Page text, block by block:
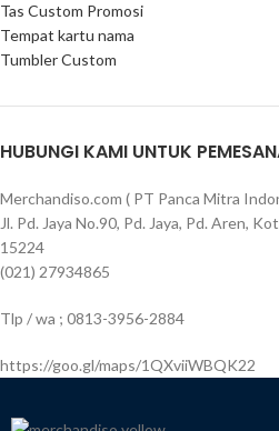
Tas Custom Promosi
Tempat kartu nama
Tumbler Custom
HUBUNGI KAMI UNTUK
Merchandiso.com ( PT Panca Mitra
Jl. Pd. Jaya No.90, Pd. Jaya, Pd. Aren,
15224
(021) 27934865
Tlp / wa ; 0813-3956-2884
https://goo.gl/maps/1QXviiWBQK22